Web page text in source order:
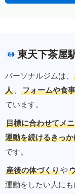
東天下茶屋
パーソナルジムは、
人 、 フォームや食
ています。
目標に合わせてメ
運動を続けるきっ
です。
産後の体づくりや
運動をしたい人にも